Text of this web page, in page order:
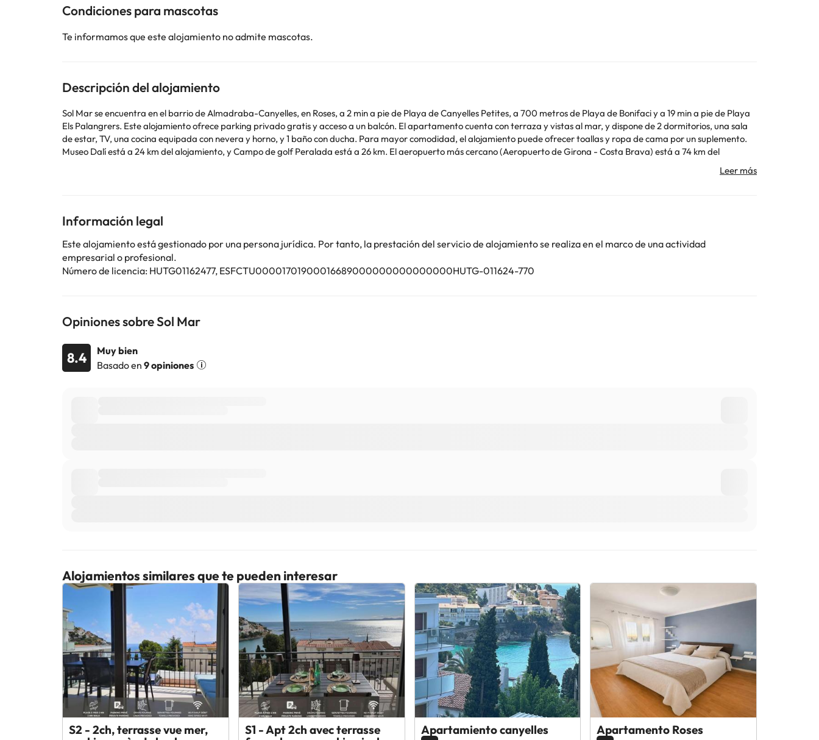
Condiciones para mascotas
Te informamos que este alojamiento no admite mascotas.
Descripción del alojamiento
Sol Mar se encuentra en el barrio de Almadraba-Canyelles, en Roses, a 2 min a pie de Playa de Canyelles Petites, a 700 metros de Playa de Bonifaci y a 19 min a pie de Playa
Els Palangrers. Este alojamiento ofrece parking privado gratis y acceso a un balcón. El apartamento cuenta con terraza y vistas al mar, y dispone de 2 dormitorios, una sala
de estar, TV, una cocina equipada con nevera y horno, y 1 baño con ducha. Para mayor comodidad, el alojamiento puede ofrecer toallas y ropa de cama por un suplemento.
Museo Dalí está a 24 km del alojamiento, y Campo de golf Peralada está a 26 km. El aeropuerto más cercano (Aeropuerto de Girona - Costa Brava) está a 74 km del
cambios por parte del alojamiento. Si tienes dudas, contáctanos.
Información legal
Este alojamiento está gestionado por una persona jurídica. Por tanto, la prestación del servicio de alojamiento se realiza en el marco de una actividad
empresarial o profesional.
Número de licencia: HUTG01162477, ESFCTU00001701900016689000000000000000HUTG-011624-770
Opiniones sobre Sol Mar
8.4
Muy bien
Basado en 9 opiniones
Alojamientos similares que te pueden interesar
S2 - 2ch, terrasse vue mer,
S1 - Apt 2ch avec terrasse
Apartamiento canyelles Apartamento Roses